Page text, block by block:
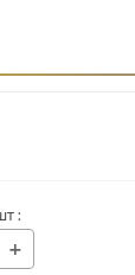
:
+